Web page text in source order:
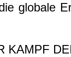
globale
KAMPF